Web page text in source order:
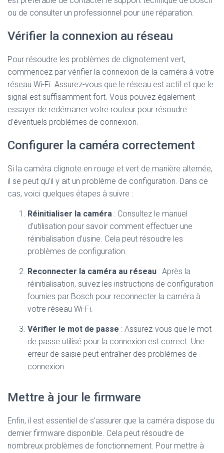
ou de consulter un professionnel pour une réparation.
Vérifier la connexion au réseau
Pour résoudre les problèmes de clignotement vert,
commencez par vérifier la connexion de la caméra à votre
réseau Wi-Fi. Assurez-vous que le réseau est actif et que le
signal est suffisamment fort. Vous pouvez également
essayer de redémarrer votre routeur pour résoudre
d’éventuels problèmes de connexion.
Configurer la caméra correctement
Si la caméra clignote en rouge et vert de manière alternée,
il se peut qu’il y ait un problème de configuration. Dans ce
cas, voici quelques étapes à suivre :
Réinitialiser la caméra : Consultez le manuel
d’utilisation pour savoir comment effectuer une
réinitialisation d’usine. Cela peut résoudre les
problèmes de configuration.
Reconnecter la caméra au réseau : Après la
réinitialisation, suivez les instructions de configuration
fournies par Bosch pour reconnecter la caméra à
votre réseau Wi-Fi.
Vérifier le mot de passe : Assurez-vous que le mot
de passe utilisé pour la connexion est correct. Une
erreur de saisie peut entraîner des problèmes de
connexion.
Mettre à jour le firmware
Enfin, il est essentiel de s’assurer que la caméra dispose du
dernier firmware disponible. Cela peut résoudre de
nombreux problèmes de fonctionnement. Pour mettre à